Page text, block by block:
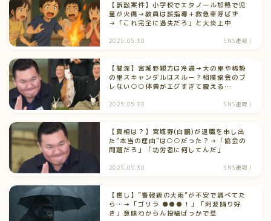
【訴訟案件】小学校でエタノール加熱で児
童が火傷→教員は誤指導＋救急車呼ばず
→「これ完全に過失だろ」と大炎上中
2025.05.30 SNS速報！
【闇深】宮城野親方は冷遇→大の里や稀勢
の里スキャンダルはスルー？相撲協会のブ
レない○○体質がエグすぎて震える…
2025.05.30 SNS速報！
【真相は？】宮城野(白鵬)が退職を申し出
た“本当の理由”は○○だった？→「協会の
問題だろ」「功労者に何してんだ」
2025.05.30 SNS速報！
【癒し】”警報級の大雨”が不安で調べてた
ら…→「ゴリラ ●●●！」「阿波踊り好
き」意味わからん投稿ばっかで草